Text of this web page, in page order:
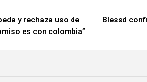
y rechaza uso de
es con colombia”
Blessd